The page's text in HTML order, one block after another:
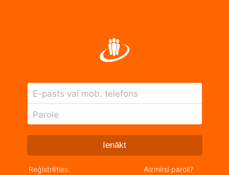
E-pasts vai mob. telefons
Parole
Ienākt
Reģistrēties Aizmirsi paroli?